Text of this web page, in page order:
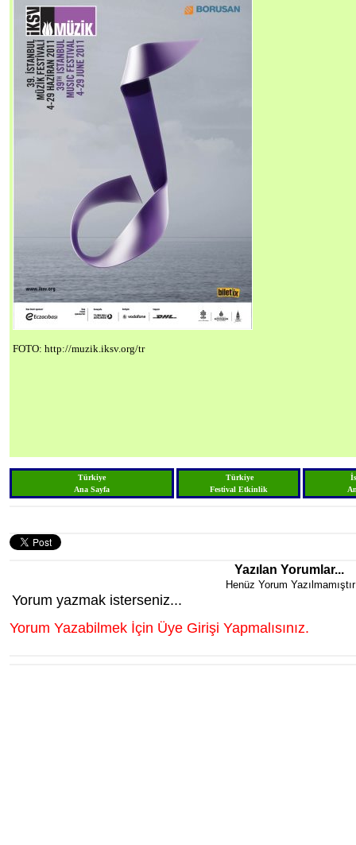
FOTO: http://muzik.iksv.org/tr
Türkiye
Ana Sayfa
Türkiye
Festival Etkinlik
Yazılan Yorumlar...
Henüz Yorum Yazılmamıştır
Yorum yazmak isterseniz...
Yorum Yazabilmek İçin Üye Girişi Yapmalısınız.